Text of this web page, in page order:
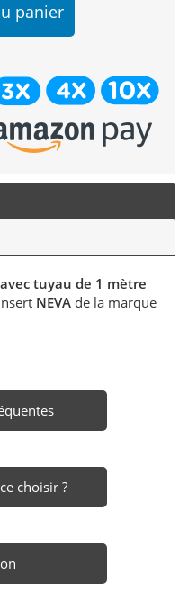
panier
tuyau de 1 mètre
NEVA de la marque
choisir ?